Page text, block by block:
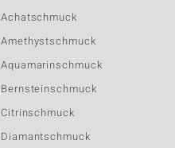
Achatschmuck
Amethystschmuck
Aquamarinschmuck
Bernsteinschmuck
Citrinschmuck
Diamantschmuck